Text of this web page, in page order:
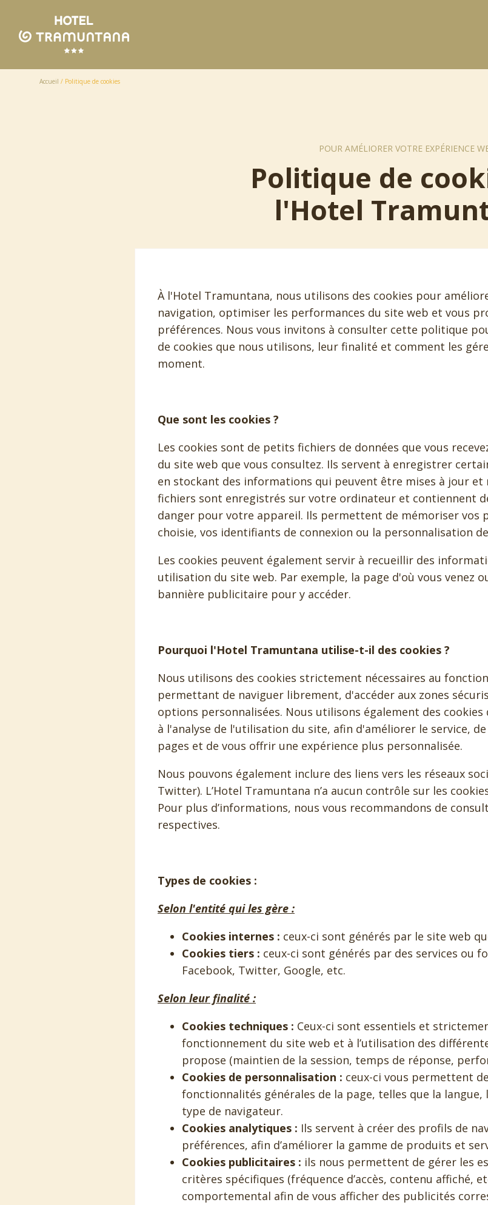
Accueil / Politique de cookies
POUR AMÉLIORER VOTRE EXPÉRIENCE
Politique de
l'Hotel
À l'Hotel Tramuntana, nous utilisons des cookies pour
navigation, optimiser les performances du site web et vous
préférences. Nous vous invitons à consulter cette politique
de cookies que nous utilisons, leur finalité et comment les
moment.
Que sont les cookies ?
Les cookies sont de petits fichiers de données que vous
du site web que vous consultez. Ils servent à enregistrer
en stockant des informations qui peuvent être mises à jour et
fichiers sont enregistrés sur votre ordinateur et contiennent
danger pour votre appareil. Ils permettent de mémoriser vos
choisie, vos identifiants de connexion ou la personnalisation
Les cookies peuvent également servir à recueillir des
utilisation du site web. Par exemple, la page d'où vous venez
bannière publicitaire pour y accéder.
Pourquoi l'Hotel Tramuntana utilise-t-il des cookies ?
Nous utilisons des cookies strictement nécessaires au
permettant de naviguer librement, d'accéder aux zones
options personnalisées. Nous utilisons également des
à l'analyse de l'utilisation du site, afin d'améliorer le service,
pages et de vous offrir une expérience plus personnalisée.
Nous pouvons également inclure des liens vers les réseaux
Twitter). L’Hotel Tramuntana n’a aucun contrôle sur les
Pour plus d’informations, nous vous recommandons de
respectives.
Types de cookies :
Selon l'entité qui les gère :
Cookies internes : ceux-ci sont générés par le site web
Cookies tiers : ceux-ci sont générés par des services ou
Facebook, Twitter, Google, etc.
Selon leur finalité :
Cookies techniques : Ceux-ci sont essentiels et
fonctionnement du site web et à l’utilisation des
propose (maintien de la session, temps de réponse,
Cookies de personnalisation : ceux-ci vous permettent
fonctionnalités générales de la page, telles que la
type de navigateur.
Cookies analytiques : Ils servent à créer des profils de
préférences, afin d’améliorer la gamme de produits et
Cookies publicitaires : ils nous permettent de gérer les
critères spécifiques (fréquence d’accès, contenu affiché,
comportemental afin de vous afficher des publicités